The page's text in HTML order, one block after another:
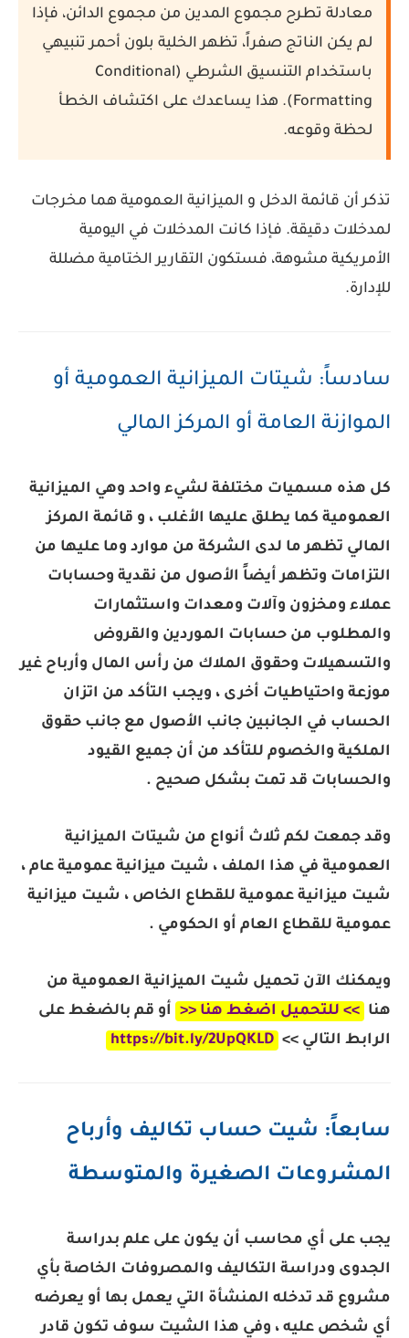
معادلة تطرح مجموع المدين من مجموع الدائن، فإذا
لم يكن الناتج صفراً، تظهر الخلية بلون أحمر تنبيهي
باستخدام
التنسيق الشرطي (Conditional
Formatting) . هذا يساعدك على اكتشاف الخطأ
لحظة وقوعه.
تذكر أن قائمة الدخل و الميزانية العمومية هما مخرجات
لمدخلات دقيقة. فإذا كانت المدخلات في اليومية
الأمريكية مشوهة، فستكون التقارير الختامية مضللة
للإدارة.
سادساً: شيتات الميزانية العمومية أو
الموازنة العامة أو المركز المالي
كل هذه مسميات مختلفة لشيء واحد وهي الميزانية
العمومية كما يطلق عليها الأغلب ، و قائمة المركز
المالي تظهر ما لدى الشركة من موارد وما عليها من
التزامات وتظهر أيضاً الأصول من نقدية وحسابات
عملاء ومخزون وآلات ومعدات واستثمارات
والمطلوب من حسابات الموردين والقروض
والتسهيلات وحقوق الملاك من رأس المال وأرباح غير
موزعة واحتياطيات أخرى ، ويجب التأكد من اتزان
الحساب في الجانبين جانب الأصول مع جانب حقوق
الملكية والخصوم للتأكد من أن جميع القيود
والحسابات قد تمت بشكل صحيح .
وقد جمعت لكم ثلاث أنواع من شيتات الميزانية
العمومية في هذا الملف ، شيت ميزانية عمومية عام ،
شيت ميزانية عمومية للقطاع الخاص ، شيت ميزانية
عمومية للقطاع العام أو الحكومي .
ويمكنك الآن تحميل شيت الميزانية العمومية من
هنا >> للتحميل اضغط هنا <<
أو قم بالضغط على
الرابط التالي >> https://bit.ly/2UpQKLD
سابعاً: شيت حساب تكاليف وأرباح
المشروعات الصغيرة والمتوسطة
يجب على أي محاسب أن يكون على علم بدراسة
الجدوى ودراسة التكاليف والمصروفات الخاصة بأي
مشروع قد تدخله المنشأة التي يعمل بها أو يعرضه
أي شخص عليه ، وفي هذا الشيت سوف تكون قادر